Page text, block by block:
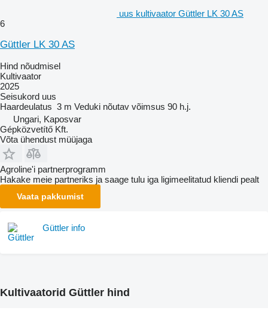
uus kultivaator Güttler LK 30 AS
6
Güttler LK 30 AS
Hind nõudmisel
Kultivaator
2025
Seisukord uus
Haardeulatus 3 m Veduki nõutav võimsus 90 h.j.
Ungari, Kaposvar
Gépközvetítő Kft.
Võta ühendust müüjaga
Agroline'i partnerprogramm
Hakake meie partneriks ja saage tulu iga ligimeelitatud kliendi pealt
Vaata pakkumist
Güttler info
Kultivaatorid Güttler hind